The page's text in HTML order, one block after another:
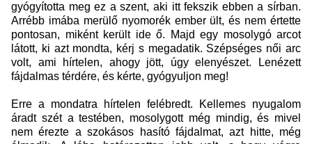
gyógyította meg ez a szent, aki itt fekszik ebben a sírban.
Arrébb imába merülő nyomorék ember ült, és nem értette
pontosan, miként került ide ő. Majd egy mosolygó arcot
látott, ki azt mondta, kérj s megadatik. Szépséges női arc
volt, ami hírtelen, ahogy jött, úgy elenyészet. Lenézett
fájdalmas térdére, és kérte, gyógyuljon meg!
Erre a mondatra hírtelen felébredt. Kellemes nyugalom
áradt szét a testében, mosolygott még mindig, és mivel
nem érezte a szokásos hasító fájdalmat, azt hitte, még